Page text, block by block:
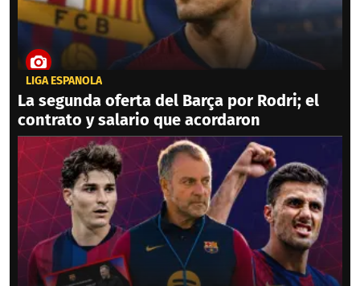
LIGA ESPAÑOLA
La segunda oferta del Barça por Rodri; el
contrato y salario que acordaron